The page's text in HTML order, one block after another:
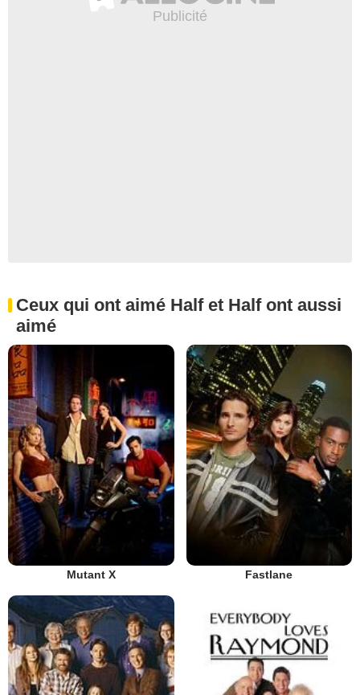
Ceux qui ont aimé Half et Half ont aussi
aimé
Mutant X Fastlane